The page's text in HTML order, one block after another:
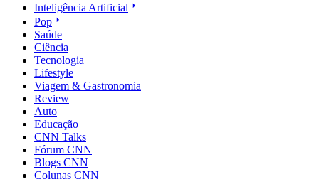
Inteligência Artificial
Pop
Saúde
Ciência
Tecnologia
Lifestyle
Viagem & Gastronomia
Review
Auto
Educação
CNN Talks
Fórum CNN
Blogs CNN
Colunas CNN